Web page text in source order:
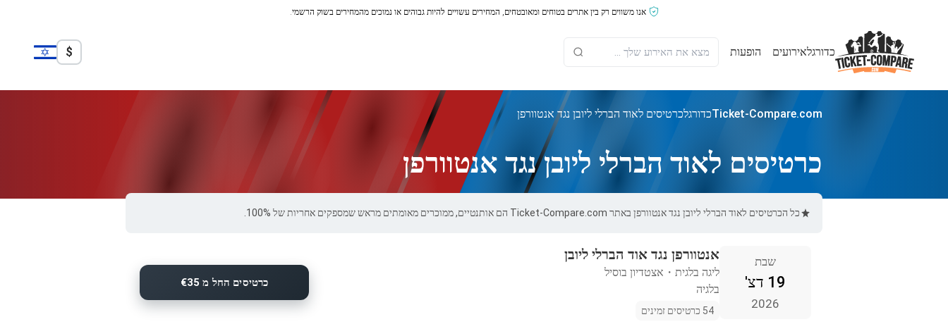
אנו משווים רק בין אתרים בטוחים ומאובטחים, המחירים עשויים להיות גבוהים או נמוכים מהמחירים בשוק הרשמי.
כדורגלאירועים הופעות $
Ticket-Compare.comכדורגלכרטיסים לאוד הברלי ליובן נגד אנטוורפן
כרטיסים לאוד הברלי ליובן נגד אנטוורפן
כל הכרטיסים לאוד הברלי ליובן נגד אנטוורפן באתר Ticket-Compare.com הם אותנטיים, ממוכרים מאומתים מראש שמספקים אחריות של 100%.
שבת
19 דצ'
2026
אנטוורפן נגד אוד הברלי ליובן
ליגה בלגית ・ אצטדיון בוסיל
בלגיה
54 כרטיסים זמינים
כרטיסים החל מ €35